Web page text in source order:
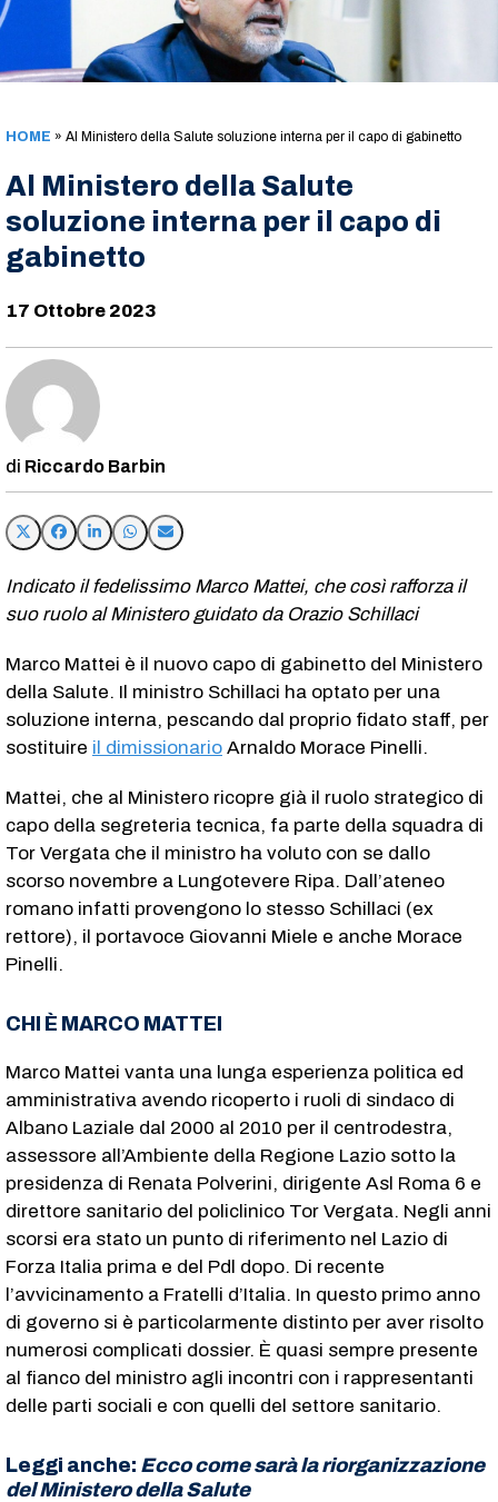
HOME » Al Ministero della Salute soluzione interna per il capo di gabinetto
Al Ministero della Salute
soluzione interna per il capo di
gabinetto
17 Ottobre 2023
Riccardo Barbin
Indicato il fedelissimo Marco Mattei, che così rafforza il
suo ruolo al Ministero guidato da Orazio Schillaci
Marco Mattei è il nuovo capo di gabinetto del Ministero
della Salute. Il ministro Schillaci ha optato per una
soluzione interna, pescando dal proprio fidato staff, per
sostituire il dimissionario Arnaldo Morace Pinelli.
Mattei, che al Ministero ricopre già il ruolo strategico di
capo della segreteria tecnica, fa parte della squadra di
Tor Vergata che il ministro ha voluto con se dallo
scorso novembre a Lungotevere Ripa. Dall’ateneo
romano infatti provengono lo stesso Schillaci (ex
rettore), il portavoce Giovanni Miele e anche Morace
Pinelli.
CHI È MARCO MATTEI
Marco Mattei vanta una lunga esperienza politica ed
amministrativa avendo ricoperto i ruoli di sindaco di
Albano Laziale dal 2000 al 2010 per il centrodestra,
assessore all’Ambiente della Regione Lazio sotto la
presidenza di Renata Polverini, dirigente Asl Roma 6 e
direttore sanitario del policlinico Tor Vergata. Negli anni
scorsi era stato un punto di riferimento nel Lazio di
Forza Italia prima e del Pdl dopo. Di recente
l’avvicinamento a Fratelli d’Italia. In questo primo anno
di governo si è particolarmente distinto per aver risolto
numerosi complicati dossier. È quasi sempre presente
al fianco del ministro agli incontri con i rappresentanti
delle parti sociali e con quelli del settore sanitario.
Leggi anche: Ecco come sarà la riorganizzazione
del Ministero della Salute